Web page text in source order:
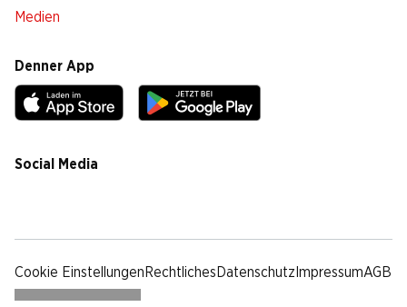
Medien
Denner App
Social Media
Cookie Einstellungen Rechtliches Datenschutz ImpressumAGB